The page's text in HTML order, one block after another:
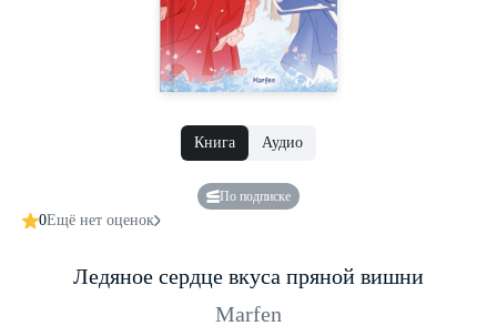
Книга Аудио
По подписке
0Ещё нет оценок
Ледяное сердце вкуса пряной вишни
Marfen